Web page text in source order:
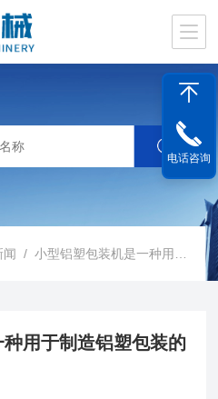
闻 / 小型铝塑包装机是一种用于制造铝塑包装的设备
用于制造铝塑包装的
电话咨询